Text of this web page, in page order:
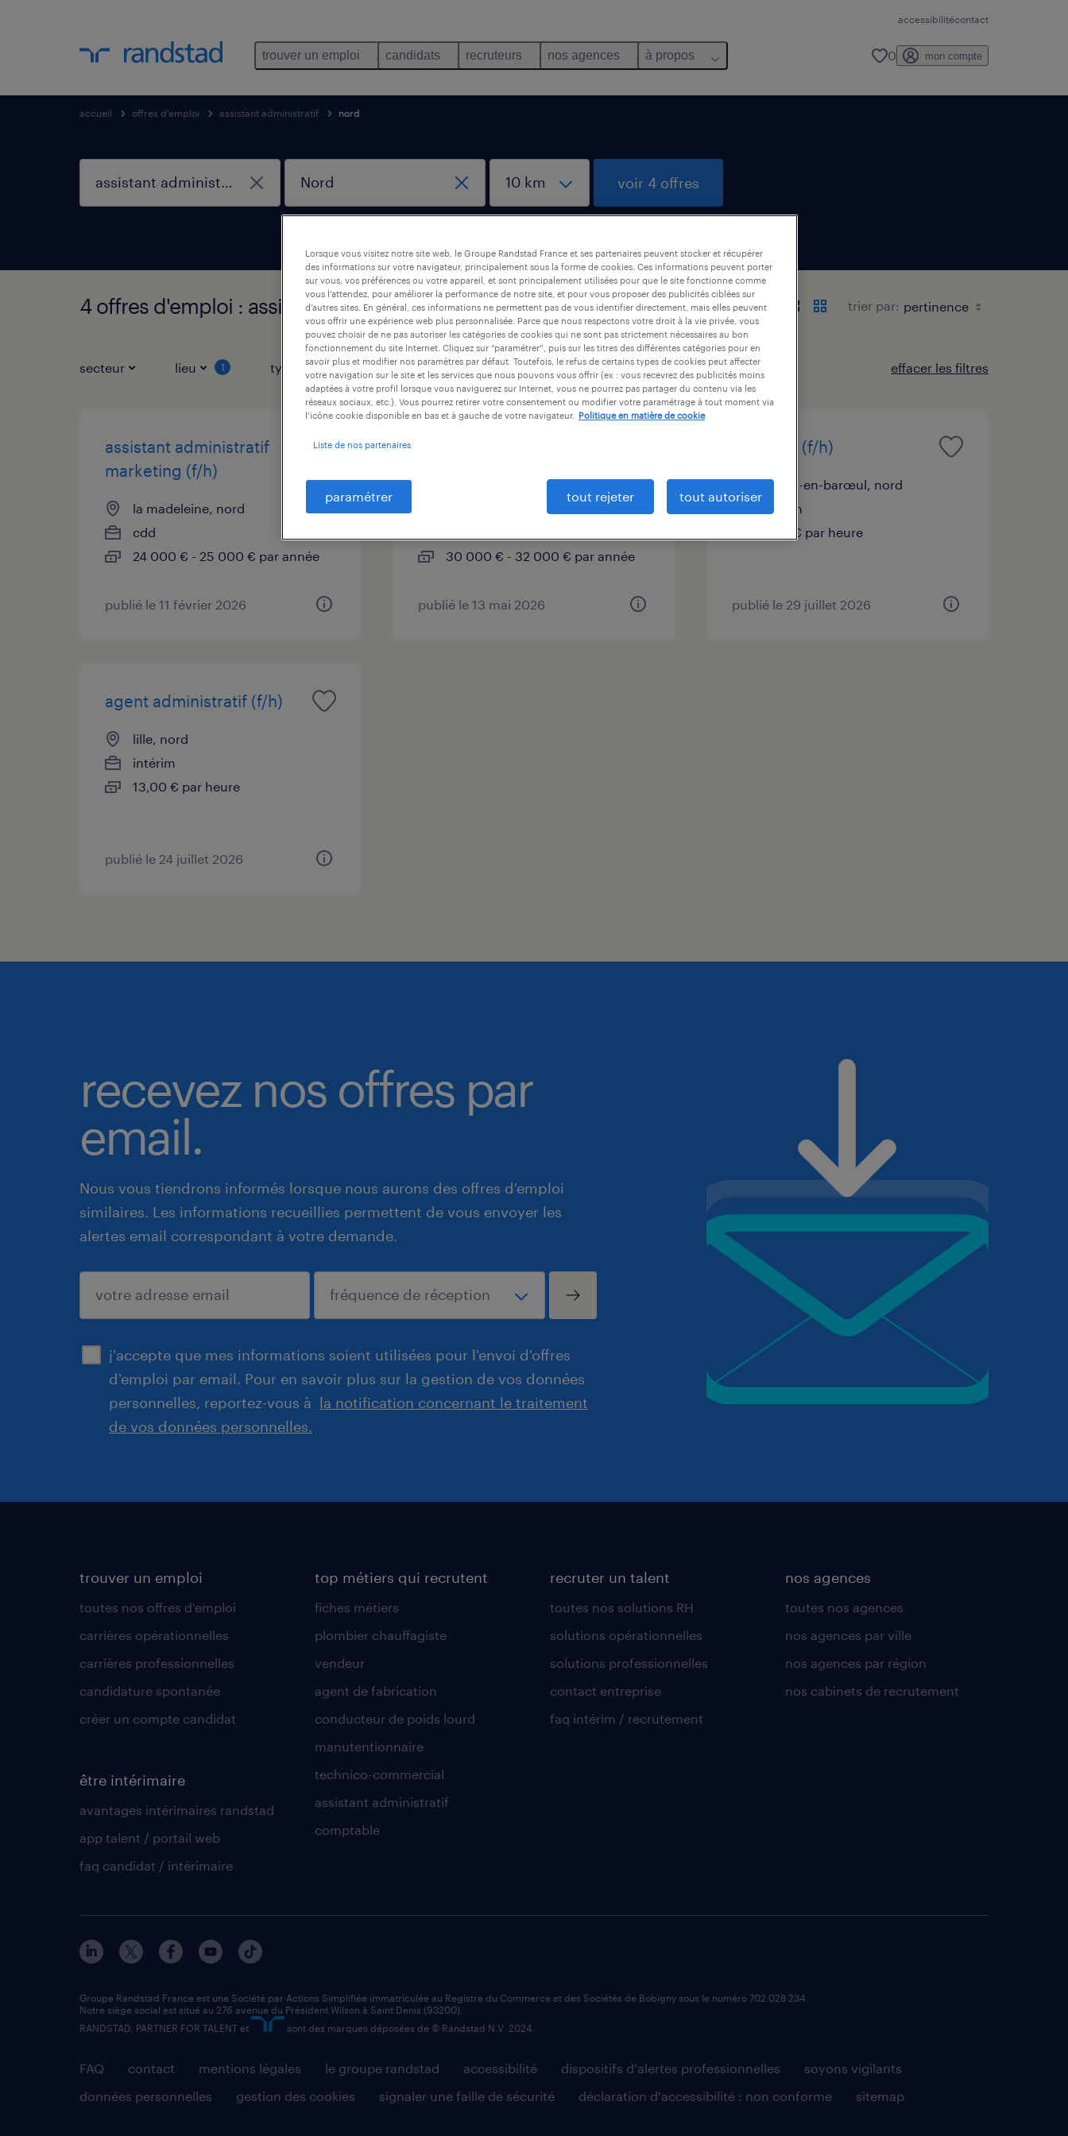
accessibilitécontact
trouver un emploi candidats recruteurs nos agences à propos 0 mon compte
accueil offres d'emploi assistant administratif nord
voir 4 offres
4 offres d'emploi : assistant administratif, Nord trier par:
secteur lieu 1 type de contrat durée du contrat niveau d'expérience effacer les filtres
assistant administratif
marketing (f/h)
la madeleine, nord
cdd
24 000 € - 25 000 € par année
publié le 11 février 2026
30 000 € - 32 000 € par année
publié le 13 mai 2026
assistant (f/h)
marcq-en-barœul, nord
intérim
12,31 € par heure
publié le 29 juillet 2026
agent administratif (f/h)
lille, nord
intérim
13,00 € par heure
publié le 24 juillet 2026
recevez nos offres par
email.
Nous vous tiendrons informés lorsque nous aurons des offres d'emploi
similaires. Les informations recueillies permettent de vous envoyer les
alertes email correspondant à votre demande.
j'accepte que mes informations soient utilisées pour l'envoi d'offres
d'emploi par email. Pour en savoir plus sur la gestion de vos données
personnelles, reportez-vous à la notification concernant le traitement
de vos données personnelles.
enregistrer
trouver un emploi
toutes nos offres d'emploi
carrières opérationnelles
carrières professionnelles
candidature spontanée
créer un compte candidat
être intérimaire
avantages intérimaires randstad
app talent / portail web
faq candidat / intérimaire
top métiers qui recrutent
fiches métiers
plombier chauffagiste
vendeur
agent de fabrication
conducteur de poids lourd
manutentionnaire
technico-commercial
assistant administratif
comptable
recruter un talent
toutes nos solutions RH
solutions opérationnelles
solutions professionnelles
contact entreprise
faq intérim / recrutement
nos agences
toutes nos agences
nos agences par ville
nos agences par région
nos cabinets de recrutement
FAQ contact mentions légales le groupe randstad accessibilité dispositifs d'alertes professionnelles
soyons vigilants
données personnelles
gestion des cookies signaler une faille de sécurité déclaration d'accessibilité : non conforme sitemap
Groupe Randstad France est une Société par Actions Simplifiée immatriculée au Registre du Commerce et des Sociétés de Bobigny sous le numéro 702 028 234.
Notre siège social est situé au 276 avenue du Président Wilson à Saint Denis (93200).
RANDSTAD, PARTNER FOR TALENT et
sont des marques déposées de © Randstad N.V. 2024.
Lorsque vous visitez notre site web, le Groupe Randstad France et ses partenaires peuvent stocker et récupérer
des informations sur votre navigateur, principalement sous la forme de cookies. Ces informations peuvent porter
sur vous, vos préférences ou votre appareil, et sont principalement utilisées pour que le site fonctionne comme
vous l’attendez, pour améliorer la performance de notre site, et pour vous proposer des publicités ciblées sur
d’autres sites. En général, ces informations ne permettent pas de vous identifier directement, mais elles peuvent
vous offrir une expérience web plus personnalisée. Parce que nous respectons votre droit à la vie privée, vous
pouvez choisir de ne pas autoriser les catégories de cookies qui ne sont pas strictement nécessaires au bon
fonctionnement du site Internet. Cliquez sur “paramétrer”, puis sur les titres des différentes catégories pour en
savoir plus et modifier nos paramètres par défaut. Toutefois, le refus de certains types de cookies peut affecter
votre navigation sur le site et les services que nous pouvons vous offrir (ex : vous recevrez des publicités moins
adaptées à votre profil lorsque vous naviguerez sur Internet, vous ne pourrez pas partager du contenu via les
réseaux sociaux, etc.). Vous pourrez retirer votre consentement ou modifier votre paramétrage à tout moment via
l’icône cookie disponible en bas et à gauche de votre navigateur.
Politique en matière de cookie
Liste de nos partenaires
paramétrer tout rejeter tout autoriser